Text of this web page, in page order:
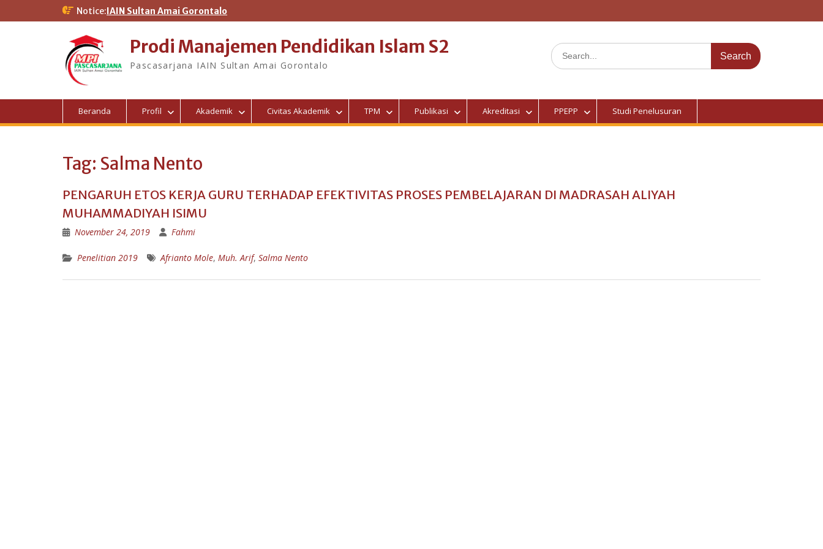
Notice:IAIN Sultan Amai Gorontalo
Prodi Manajemen Pendidikan Islam S2
Pascasarjana IAIN Sultan Amai Gorontalo
Beranda Profil Akademik Civitas Akademik TPM Publikasi Akreditasi PPEPP Studi Penelusuran
Tag: Salma Nento
PENGARUH ETOS KERJA GURU TERHADAP EFEKTIVITAS PROSES PEMBELAJARAN DI MADRASAH ALIYAH
MUHAMMADIYAH ISIMU
November 24, 2019 Fahmi
Penelitian 2019 Afrianto Mole, Muh. Arif, Salma Nento